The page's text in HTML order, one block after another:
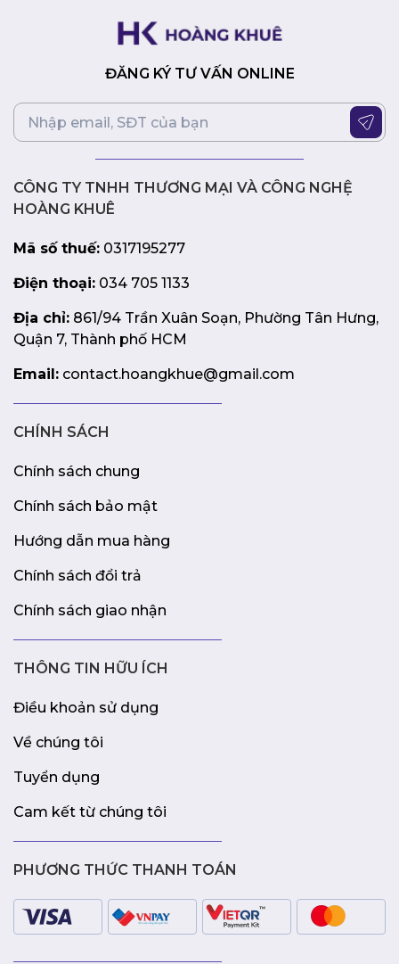
tuyệt vời cho người dùng văn phòng và học sinh, sinh
viên cần một chiếc laptop mạnh mẽ, bền bỉ và có màn
hình OLED chất lượng cao. Với thiết kế hiện đại, hiệu
năng ổn định và nhiều tính năng hữu ích, Vivobook 14
M1405YA-KM047W là một người bạn đồng hành đắc lực
trong công việc và giải trí.
ĐĂNG KÝ TƯ VẤN ONLINE
CÔNG TY TNHH THƯƠNG MẠI VÀ CÔNG NGHỆ
HOÀNG KHUÊ
Mã số thuế: 0317195277
Điện thoại: 034 705 1133
Địa chỉ: 861/94 Trần Xuân Soạn, Phường Tân Hưng,
Quận 7, Thành phố HCM
Email: contact.hoangkhue@gmail.com
CHÍNH SÁCH
Chính sách chung
Chính sách bảo mật
Hướng dẫn mua hàng
Chính sách đổi trả
Chính sách giao nhận
THÔNG TIN HỮU ÍCH
Điều khoản sử dụng
Về chúng tôi
Tuyển dụng
Cam kết từ chúng tôi
PHƯƠNG THỨC THANH TOÁN